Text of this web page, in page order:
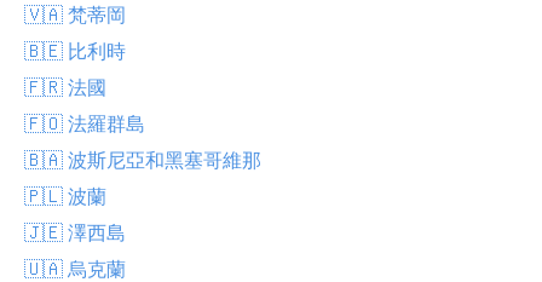
🇻🇦 梵蒂岡
🇧🇪 比利時
🇫🇷 法國
🇫🇴 法羅群島
🇧🇦 波斯尼亞和黑塞哥維那
🇵🇱 波蘭
🇯🇪 澤西島
🇺🇦 烏克蘭